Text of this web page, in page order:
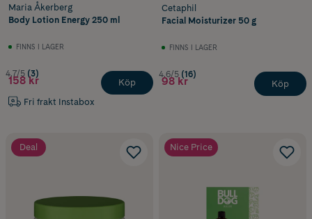
Maria Åkerberg
Body Lotion Energy 250 ml
FINNS I LAGER
4.7/5 (3)
158 kr
Fri frakt Instabox
Köp
Cetaphil
Facial Moisturizer 50 g
FINNS I LAGER
4.6/5 (16)
98 kr Köp
Deal Nice Price